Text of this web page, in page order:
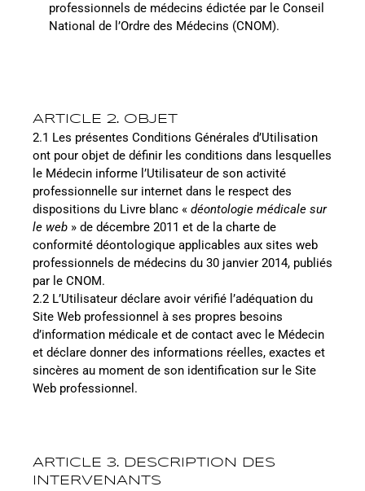
professionnels de médecins édictée par le Conseil
National de l’Ordre des Médecins (CNOM).
ARTICLE 2. OBJET
2.1 Les présentes Conditions Générales d’Utilisation
ont pour objet de définir les conditions dans lesquelles
le Médecin informe l’Utilisateur de son activité
professionnelle sur internet dans le respect des
dispositions du Livre blanc « déontologie médicale sur
le web » de décembre 2011 et de la charte de
conformité déontologique applicables aux sites web
professionnels de médecins du 30 janvier 2014, publiés
par le CNOM.
2.2 L’Utilisateur déclare avoir vérifié l’adéquation du
Site Web professionnel à ses propres besoins
d’information médicale et de contact avec le Médecin
et déclare donner des informations réelles, exactes et
sincères au moment de son identification sur le Site
Web professionnel.
ARTICLE 3. DESCRIPTION DES
INTERVENANTS